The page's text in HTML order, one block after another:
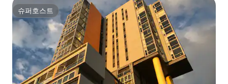
슈퍼호스트
슈퍼호스트